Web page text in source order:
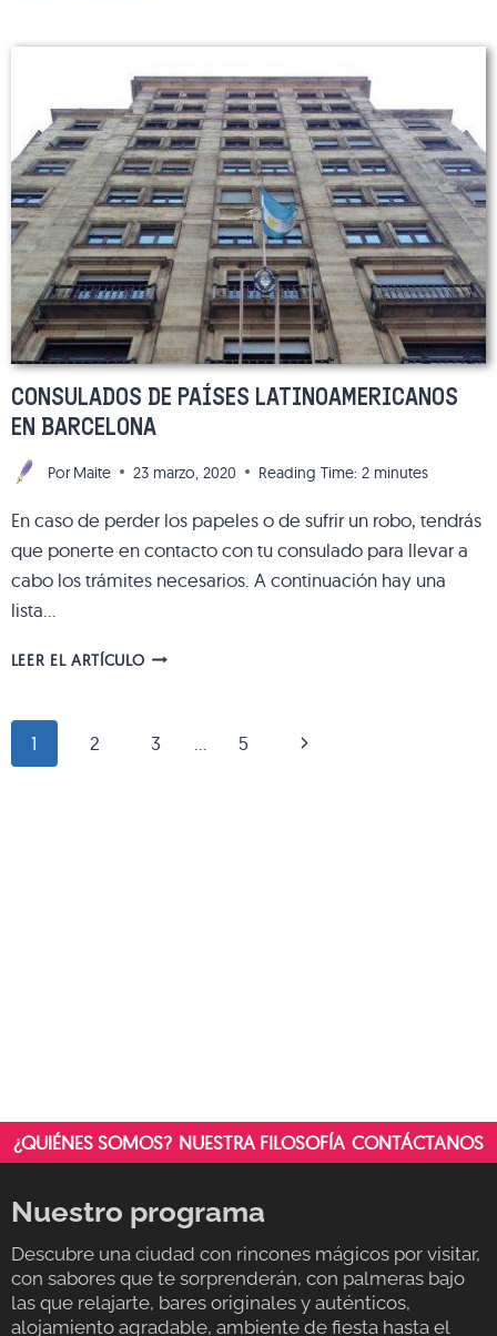
VARIAS
UBICACIONES
PARA
DEJAR
EL
EQUIPAJE
EN
LA
CIUDAD
CONSULADOS DE PAÍSES LATINOAMERICANOS
EN BARCELONA
Por Maite 23 marzo, 2020 Reading Time: 2 minutes
En caso de perder los papeles o de sufrir un robo, tendrás
que ponerte en contacto con tu consulado para llevar a
cabo los trámites necesarios. A continuación hay una
lista…
LEER EL ARTÍCULOCONSULADOS
EN
NAVEGACIÓN
1 2 3 5
Siguiente
¿QUIÉNES SOMOS? NUESTRA FILOSOFÍA CONTÁCTANOS
Nuestro programa
Descubre una ciudad con rincones mágicos por visitar,
con sabores que te sorprenderán, con palmeras bajo
las que relajarte, bares originales y auténticos,
alojamiento agradable, ambiente de fiesta hasta el